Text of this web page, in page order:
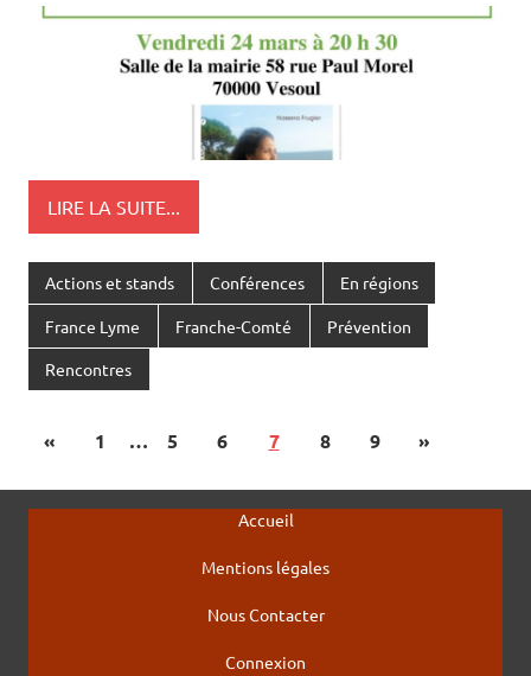
LIRE LA SUITE...
Actions et stands Conférences En régions
France Lyme Franche-Comté Prévention
Rencontres
« 1 … 5 6 7 8 9 »
Accueil
Mentions légales
Nous Contacter
Connexion